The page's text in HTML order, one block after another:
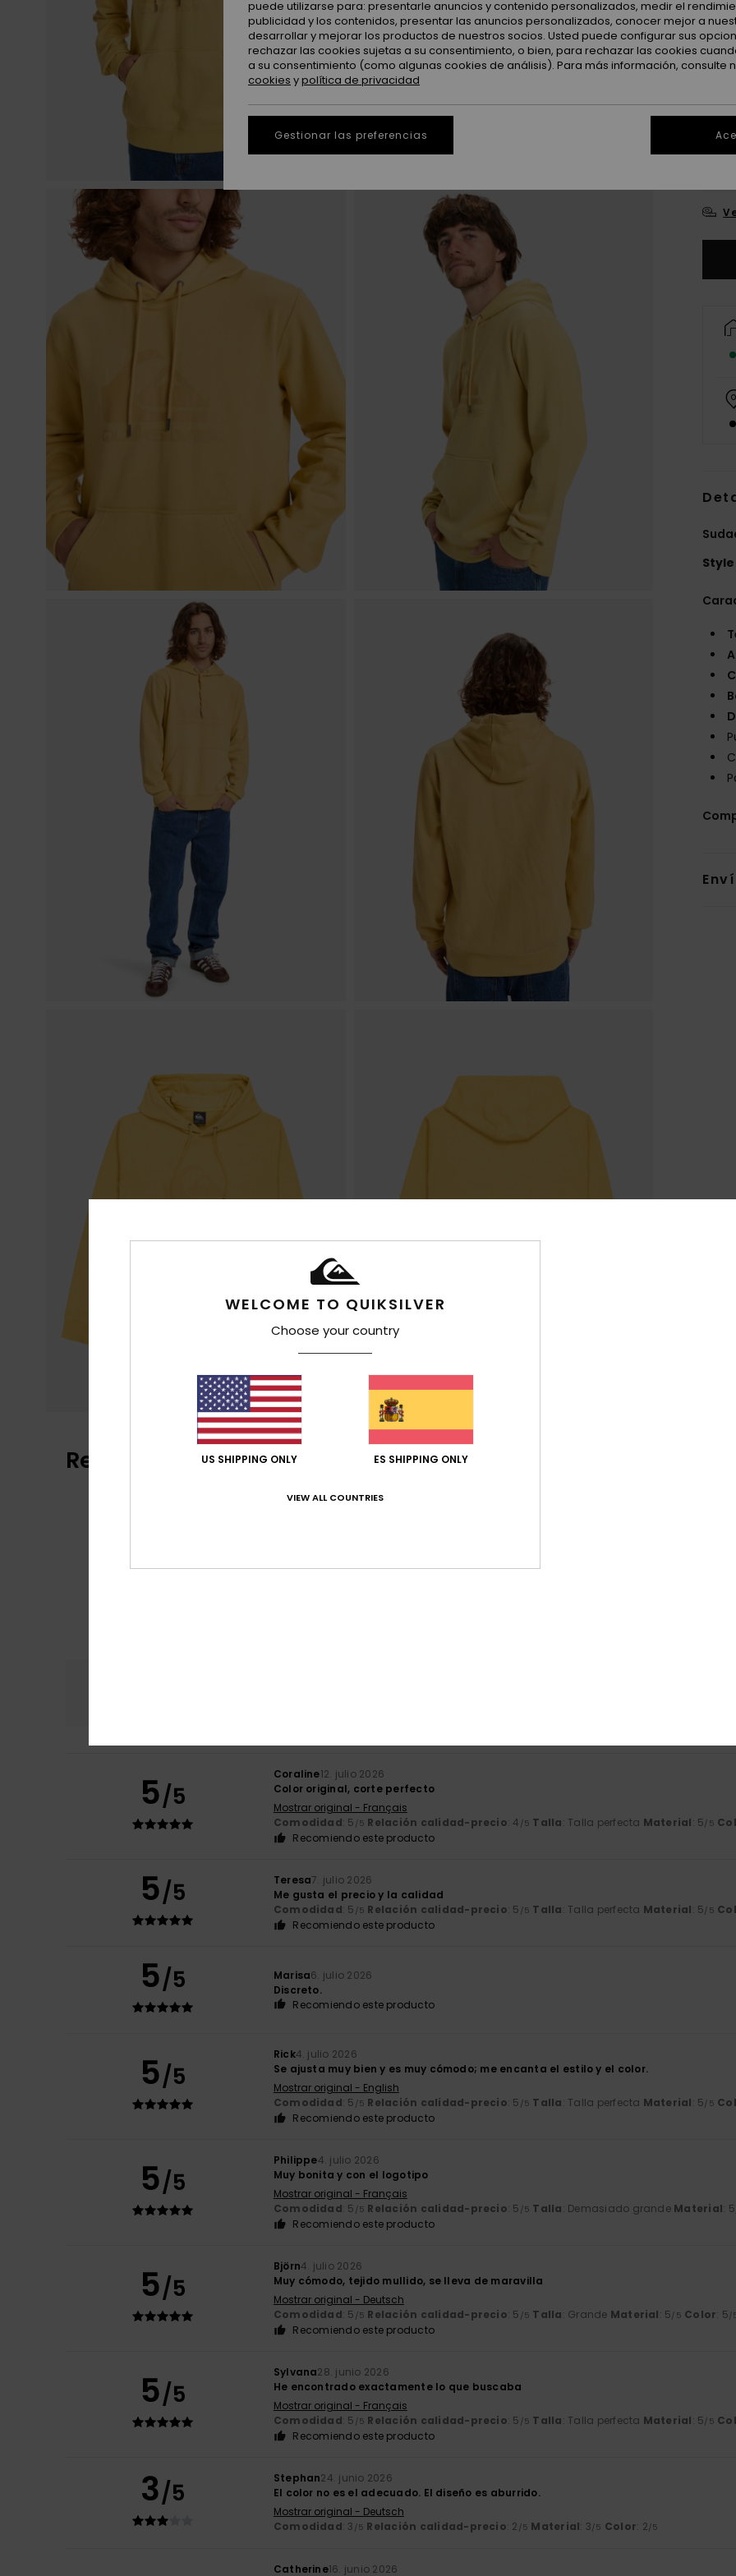
Style
Reseñas de los clientes
4.6
5/5
Coraline12. julio 2026
Color original, corte perfecto
Mostrar original - Français
Comodidad: 5 /5 Relación calidad-precio: 4 /5 Talla: Talla perfecta Material: 5/5
Recomiendo este producto
5/5 Teresa7. julio 2026
Me gusta el precio y la calidad
Comodidad: 5 /5 Relación calidad-precio: 5 /5 Talla: Talla perfecta Material: 5/5
Recomiendo este producto
5/5 Marisa6. julio 2026
Discreto.
Recomiendo este producto
5/5
Rick4. julio 2026
Se ajusta muy bien y es muy cómodo; me encanta el estilo y el color.
Mostrar original - English
Comodidad: 5 /5 Relación calidad-precio: 5 /5 Talla: Talla perfecta Material: 5/5
Recomiendo este producto
5/5
Philippe4. julio 2026
Muy bonita y con el logotipo
Mostrar original - Français
Comodidad: 5 /5 Relación calidad-precio: 5 /5 Talla: Demasiado grande Material: 5
Recomiendo este producto
5/5
Björn4. julio 2026
Muy cómodo, tejido mullido, se lleva de maravilla
Mostrar original - Deutsch
Comodidad: 5 /5 Relación calidad-precio: 5 /5 Talla: Grande Material: 5/5 Color: 5/
Recomiendo este producto
5/5
Sylvana28. junio 2026
He encontrado exactamente lo que buscaba
Mostrar original - Français
Comodidad: 5 /5 Relación calidad-precio: 5 /5 Talla: Talla perfecta Material: 5/5
Recomiendo este producto
3/5 Stephan24. junio 2026
El color no es el adecuado. El diseño es aburrido.
Mostrar original - Deutsch
Comodidad: 3 /5 Relación calidad-precio: 2 /5 Material: 3/5 Color: 2/5
Catherine16. junio 2026
WELCOME TO QUIKSILVER
Choose your country
US SHIPPING ONLY ES SHIPPING ONLY
VIEW ALL COUNTRIES
puede utilizarse para: presentarle anuncios y contenido personalizados, medir el
publicidad y los contenidos, presentar las anuncios personalizados, conocer mejor a
desarrollar y mejorar los productos de nuestros socios. Usted puede configurar sus
rechazar las cookies sujetas a su consentimiento, o bien, para rechazar las cookies
a su consentimiento (como algunas cookies de análisis). Para más información, consulte
cookies ypolítica de privacidad
Gestionar las preferencias